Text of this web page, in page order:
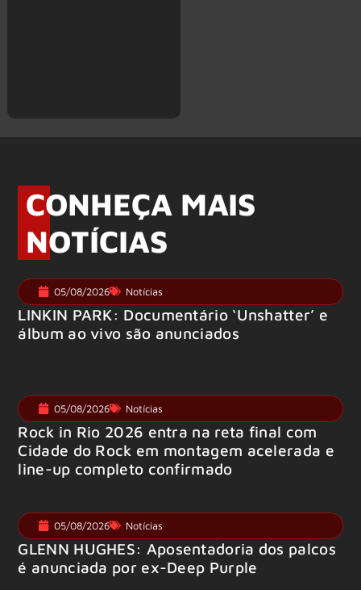
CONHEÇA MAIS
NOTÍCIAS
05/08/2026 Notícias
LINKIN PARK: Documentário ‘Unshatter’ e
álbum ao vivo são anunciados
05/08/2026 Notícias
Rock in Rio 2026 entra na reta final com
Cidade do Rock em montagem acelerada e
line-up completo confirmado
05/08/2026 Notícias
GLENN HUGHES: Aposentadoria dos palcos
é anunciada por ex-Deep Purple